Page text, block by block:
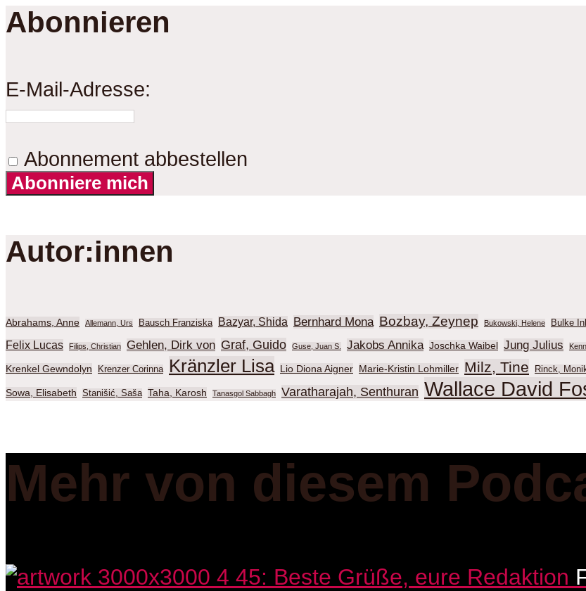
Abonnieren
E-Mail-Adresse:
Abonnement abbestellen
Abonniere mich
Autor:innen
Abrahams, Anne Allemann, Urs Bausch Franziska Bazyar, Shida Bernhard Mona Bozbay, Zeynep Bukowski, Helene Bulke
Felix Lucas
Filips, Christian Gehlen, Dirk von Graf, Guido Guse, Juan S. Jakobs Annika Joschka Waibel Jung Julius
Krenkel Gewndolyn Krenzer Corinna Kränzler Lisa Lio Diona Aigner Marie-Kristin Lohmiller Milz, Tine Rinck,
Sowa, Elisabeth Stanišić, Saša Taha, Karosh Tanasgol Sabbagh Varatharajah, Senthuran Wallace David
Mehr von diesem